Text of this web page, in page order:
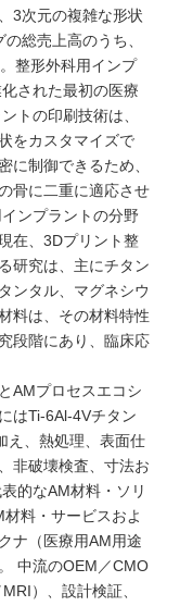
3次元の複雑な形状
総売上高のうち、
整形外科用インプ
された最初の医療
トの印刷技術は、
をカスタマイズで
に制御できるため、
骨に二重に適応させ
ンプラントの分野
在、3Dプリント整
研究は、主にチタン
ンタル、マグネシウ
料は、その材料特性
段階にあり、臨床応
AMプロセスエコシ
はTi-6Al-4Vチタン
え、熱処理、表面仕
非破壊検査、寸法お
的なAM材料・ソリ
料・サービスおよ
ナ（医療用AM用途
中流のOEM／CMO
）、設計検証、